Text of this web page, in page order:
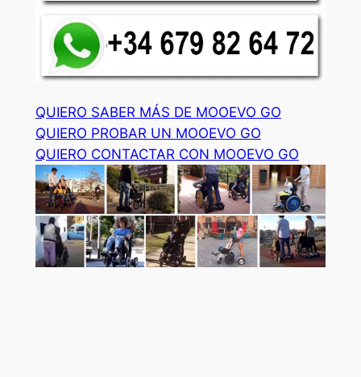
QUIERO SABER MÁS DE MOOEVO GO
QUIERO PROBAR UN MOOEVO GO
QUIERO CONTACTAR CON MOOEVO GO